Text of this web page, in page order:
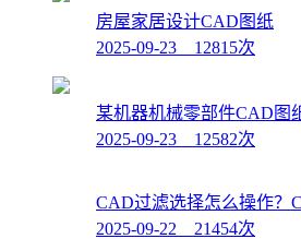
房屋家居设计CAD图纸
2025-09-23 12815次
某机器机械零部件CAD图
2025-09-23 12582次
CAD过滤选择怎么操作？
2025-09-22 21454次